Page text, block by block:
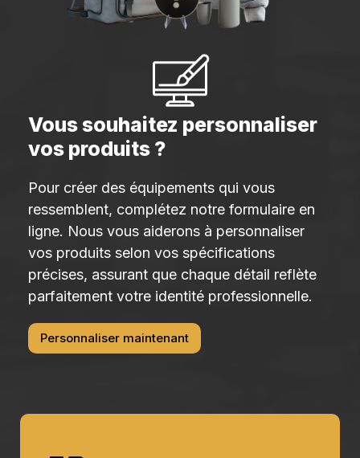
Vous souhaitez personnaliser
vos produits ?
Pour créer des équipements qui vous
ressemblent, complétez notre formulaire en
ligne. Nous vous aiderons à personnaliser
vos produits selon vos spécifications
précises, assurant que chaque détail reflète
parfaitement votre identité professionnelle.
Personnaliser maintenant